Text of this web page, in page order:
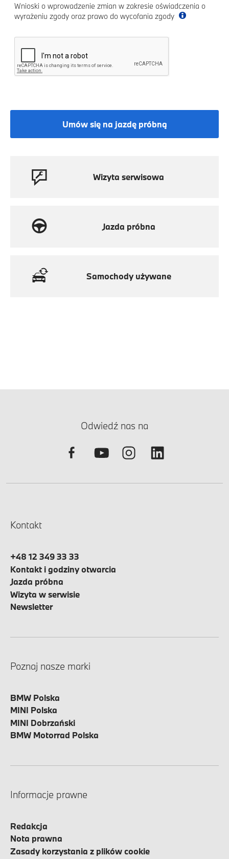
Wnioski o wprowadzenie zmian w zakresie oświadczenia o
wyrażeniu zgody oraz prawo do wycofania zgody
Umów się na jazdę próbną
Wizyta serwisowa
Jazda próbna
Samochody używane
Odwiedź nas na
Kontakt
+48 12 349 33 33
Kontakt i godziny otwarcia
Jazda próbna
Wizyta w serwisie
Newsletter
Poznaj nasze marki
BMW Polska
MINI Polska
MINI Dobrzański
BMW Motorrad Polska
Informacje prawne
Redakcja
Nota prawna
Zasady korzystania z plików cookie